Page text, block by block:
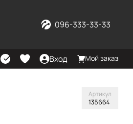
096-333-33-33
Вход Мой заказ
Артикул
135664